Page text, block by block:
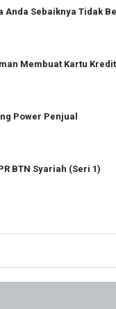
Anda Sebaiknya Tidak
Membuat Kartu Kredit
Power Penjual
BTN Syariah (Seri 1)